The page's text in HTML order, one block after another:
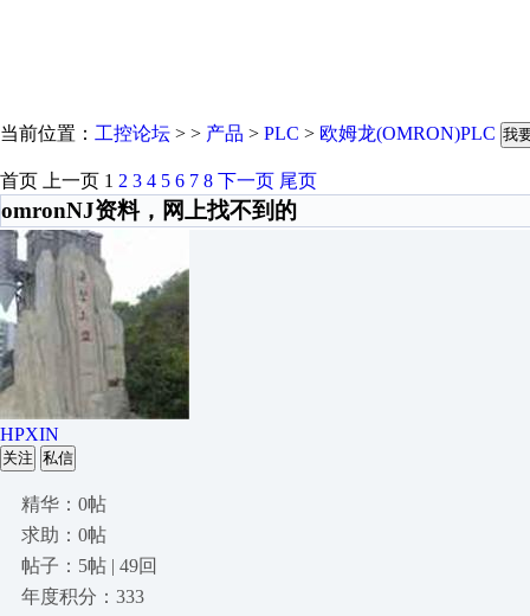
当前位置： 工控论坛 > > 产品 > PLC > 欧姆龙(OMRON)PLC 我
首页 上一页 1 2 3 4 5 6 7 8 下一页 尾页
omronNJ资料，网上找不到的
HPXIN
关注 私信
精华：0帖
求助：0帖
帖子：5帖 | 49回
年度积分：333